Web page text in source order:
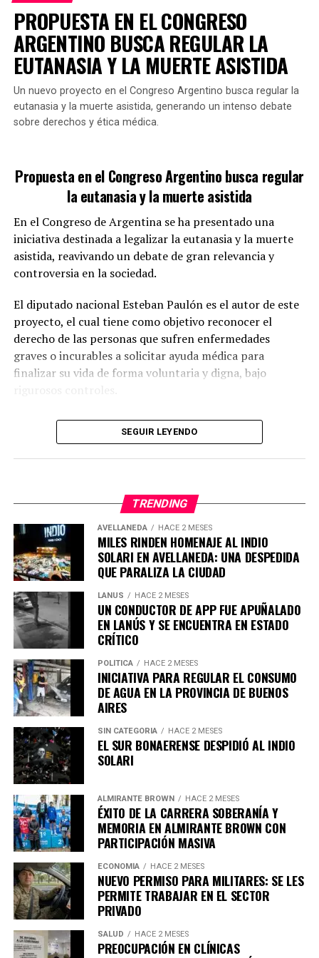
AFJP se volvería a desproteger a los adultos mayores”,
apuntó.
TEMAS RELACIONADOS:
PROPIA «CORRIENTE POLÍTICO-SINDICAL PERONISTA»
NO TE PIERDAS
HEBE DE BONAFINI SE ENCUENTRA INTERNADA EN UNA
HABITACIÓN COMÚN Y EN BUEN ESTADO DE SALUD
normativas que puedan obstaculizar las investigaciones
o favorecer la falta de justicia.
Si se aprueba en el Congreso, esta propuesta
representaría un cambio significativo en el tratamiento
penal de aquellos que colaboran en el encubrimiento de
GALMARINI FUE TITULAR DE AYSA
¿Cómo se limitará el uso de agua
potable?
La propuesta incluye laadopción de tecnologías
modernas que reduzcan el consumo de agua en
actividades de limpieza y mantenimiento.
Según
Galmarini, existen herramientas que permiten realizar
las mismas funciones con un uso de agua
significativamente menor que los métodos
convencionales.
utilicen agua de pozo o industrial en lugar de agua
potable, siempre que se cumplan las condiciones
La medida también aplicará a los consorcios
Asimismo, la iniciativa prevé que los comercios y
servicios con alto consumo de agua adopten
para reutilizar el agua utilizada en sus procesos de
lavado.
En lo que respecta a edificios residenciales, se plantea
que los consorcios más grandes implementen
dispositivos que regulen el flujo y la presión del agua
para evitar su desperdicio.
PROPUESTA EN EL CONGRESO
ARGENTINO BUSCA REGULAR LA
EUTANASIA Y LA MUERTE ASISTIDA
Un nuevo proyecto en el Congreso Argentino busca regular la
eutanasia y la muerte asistida, generando un intenso debate
sobre derechos y ética médica.
Propuesta en el Congreso Argentino busca regular
la eutanasia y la muerte asistida
En el Congreso de Argentina se ha presentado una
iniciativa destinada a legalizar la eutanasia y la muerte
asistida, reavivando un debate de gran relevancia y
controversia en la sociedad.
El diputado nacional Esteban Paulón es el autor de este
proyecto, el cual tiene como objetivo reconocer el
derecho de las personas que sufren enfermedades
graves o incurables a solicitar ayuda médica para
finalizar su vida de forma voluntaria y digna, bajo
Detalles del proyecto sobre eutanasia y
muerte asistida
Primero, la eutanasia, que consiste en la administración
de una sustancia letal por parte de un profesional de la
salud, a solicitud del paciente.
En segundo lugar, la muerte asistida voluntaria, donde la
persona se autoadministra el medicamento recetado
por un médico.
El proyecto establece que ambos métodos deberán
contar con cobertura obligatoria en hospitales públicos,
así como en obras sociales y empresas de medicina
prepaga.
Requisitos para acceder a estos
procedimientos
De acuerdo con la propuesta, podrán solicitar el
procedimiento aquellas personas que presenten:
Una enfermedad grave e incurable.
Un estado crónico irreversible.
Un sufrimiento físico o psíquico que se considere
Además, es necesario que la persona exprese su
SEGUIR LEYENDO
TRENDING
AVELLANEDA HACE 2 MESES
MILES RINDEN HOMENAJE AL INDIO
SOLARI EN AVELLANEDA: UNA DESPEDIDA
QUE PARALIZA LA CIUDAD
LANUS HACE 2 MESES
UN CONDUCTOR DE APP FUE APUÑALADO
EN LANÚS Y SE ENCUENTRA EN ESTADO
CRÍTICO
POLÍTICA HACE 2 MESES
INICIATIVA PARA REGULAR EL CONSUMO
DE AGUA EN LA PROVINCIA DE BUENOS
AIRES
SIN CATEGORIA HACE 2 MESES
EL SUR BONAERENSE DESPIDIÓ AL INDIO
SOLARI
ALMIRANTE BROWN HACE 2 MESES
ÉXITO DE LA CARRERA SOBERANÍA Y
MEMORIA EN ALMIRANTE BROWN CON
PARTICIPACIÓN MASIVA
ECONOMÍA HACE 2 MESES
NUEVO PERMISO PARA MILITARES: SE LES
PERMITE TRABAJAR EN EL SECTOR
PRIVADO
SALUD HACE 2 MESES
PREOCUPACIÓN EN CLÍNICAS